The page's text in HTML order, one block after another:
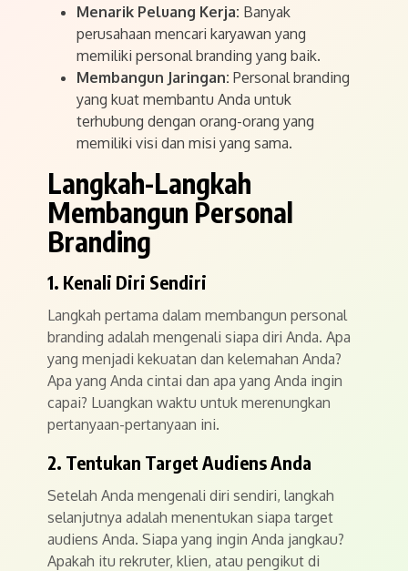
Menarik Peluang Kerja: Banyak
perusahaan mencari karyawan yang
memiliki personal branding yang baik.
Membangun Jaringan: Personal branding
yang kuat membantu Anda untuk
terhubung dengan orang-orang yang
memiliki visi dan misi yang sama.
Langkah-Langkah
Membangun Personal
Branding
1. Kenali Diri Sendiri
Langkah pertama dalam membangun personal
branding adalah mengenali siapa diri Anda. Apa
yang menjadi kekuatan dan kelemahan Anda?
Apa yang Anda cintai dan apa yang Anda ingin
capai? Luangkan waktu untuk merenungkan
pertanyaan-pertanyaan ini.
2. Tentukan Target Audiens Anda
Setelah Anda mengenali diri sendiri, langkah
selanjutnya adalah menentukan siapa target
audiens Anda. Siapa yang ingin Anda jangkau?
Apakah itu rekruter, klien, atau pengikut di